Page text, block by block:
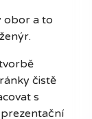
obor a to
čistě
s
prezentační